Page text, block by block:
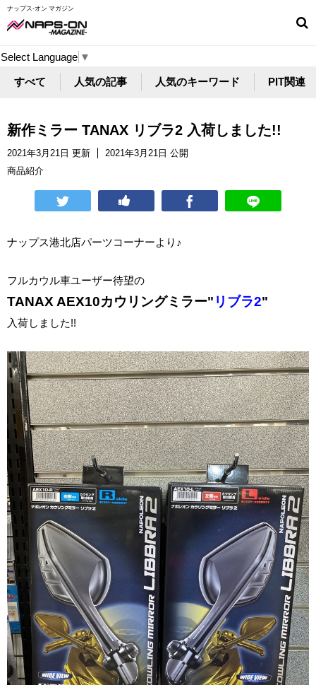
ナップス-オン マガジン
Select Language ▼
すべて 人気の記事 人気のキーワード PIT関連
新作ミラー TANAX リブラ2 入荷しました!!
2021年3月21日 更新
2021年3月21日 公開
商品紹介
ナップス港北店パーツコーナーより♪
フルカウル車ユーザー待望の
TANAX AEX10カウリングミラー" リブラ2"
入荷しました!!